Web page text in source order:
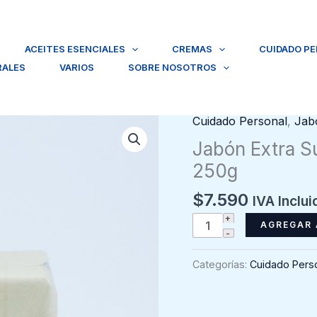
ACEITES ESENCIALES CREMAS
CUIDADO
VARIOS SOBRE NOSOTROS
Cuidado Personal,
Jabón Extra
250g
$7.590 IVA
Jabón
Extra
Suave
Categorías: Cuidado